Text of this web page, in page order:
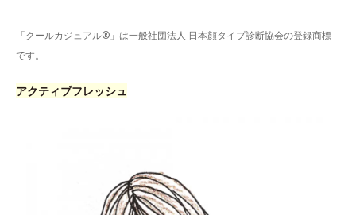
「クールカジュアル®」は一般社団法人 日本顔タイプ診断協会の登録商標
です。
アクティブフレッシュ